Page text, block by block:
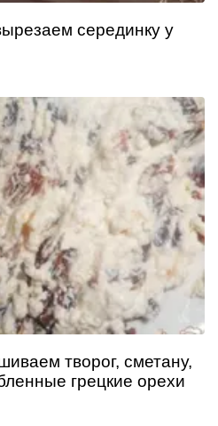
серединку у
творог, сметану,
грецкие орехи